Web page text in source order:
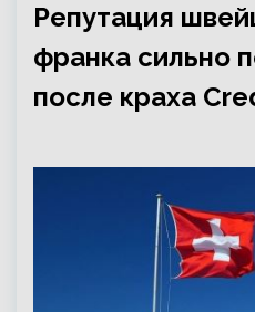
Репутация
франка сильно
после краха